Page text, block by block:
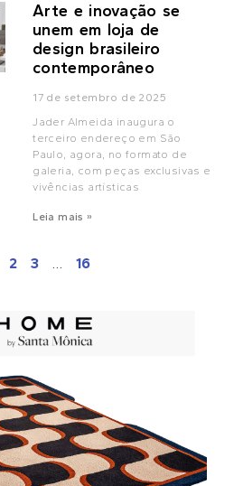
Arte e inovação se
unem em loja de
design brasileiro
contemporâneo
17 de setembro de 2025
Jader Almeida inaugura o
terceiro endereço em São
Paulo, agora, no formato de
galeria, com peças exclusivas e
vivências artísticas
Leia mais »
2 3 … 16